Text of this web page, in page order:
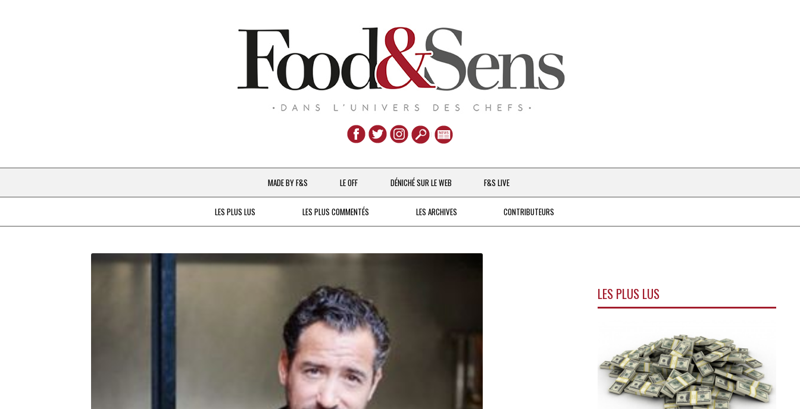
Aller
au
contenu
MADE BY F&S
CHEFS & ACTUALITÉS
À LA PETITE CUILLÈRE
V…DE VOYAGE
LE OFF DÉNICHÉ SUR LE WEB F&S LIVE
LES PLUS LUS LES PLUS COMMENTÉS LES ARCHIVES CONTRIBUTEURS
LES PLUS LUS